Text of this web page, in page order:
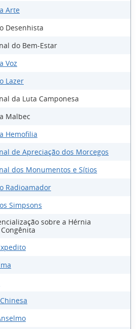
Arte
Desenhista
do Bem-Estar
Voz
Lazer
da Luta Camponesa
Malbec
Hemofilia
de Apreciação dos Morcegos
dos Monumentos e Sítios
Radioamador
Simpsons
sobre a Hérnia